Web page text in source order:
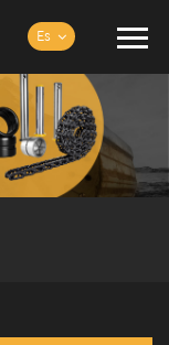
Es